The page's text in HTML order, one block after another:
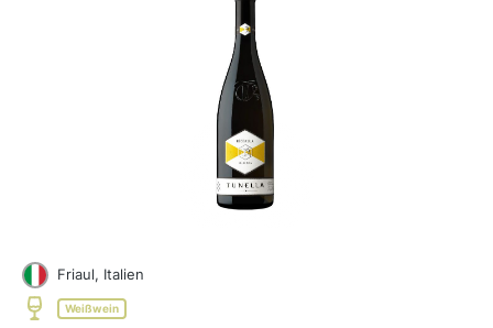
Friaul, Italien
Weißwein